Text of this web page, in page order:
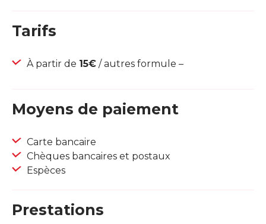
Tarifs
À partir de 15€ / autres formule –
Moyens de paiement
Carte bancaire
Chèques bancaires et postaux
Espèces
Prestations